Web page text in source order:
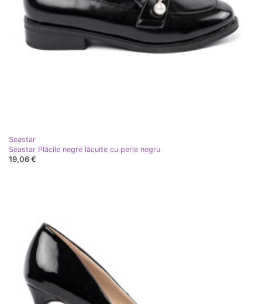
Seastar
Seastar Plăcile negre lăcuite cu perle negru
19,06 €